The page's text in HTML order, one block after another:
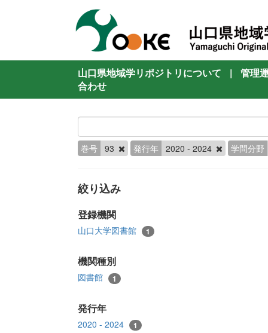
山口県地域学リポジトリについて |
管理
合わせ
巻号 93 発行年 2020 - 2024 学問分野
絞り込み
登録機関
山口大学図書館 1
機関種別
図書館 1
発行年
2020 - 2024 1